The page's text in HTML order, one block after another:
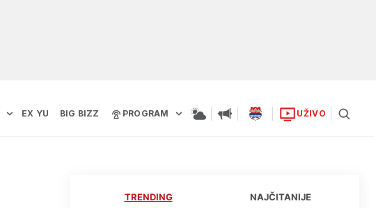
EX YU BIG BIZZ PROGRAM UŽIVO
TRENDING NAJČITANIJE